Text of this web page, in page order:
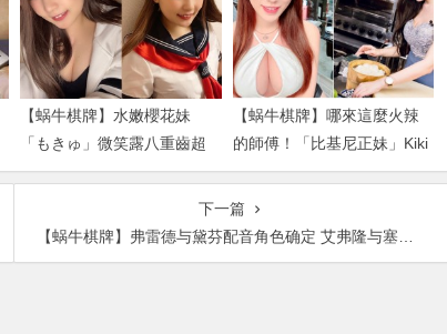
【蜗牛棋牌】水嫩櫻花妹
「もきゅ」微笑露八重齒超
卡哇伊 胸前全集中「乳之
【蜗牛棋牌】哪來這麼火辣
的師傅！「比基尼正妹」Kiki
謝立琪體驗日料店長 低胸
洋裝登場讓人難專…
下一篇
【蜗牛棋牌】弗雷德与黛芬配音角色确定 艾弗隆与塞佛瑞搭档演绎情侣